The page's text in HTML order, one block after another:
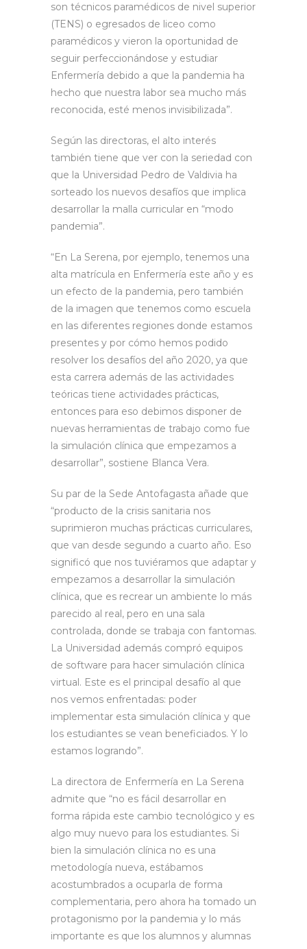
son técnicos paramédicos de nivel superior
(TENS) o egresados de liceo como
paramédicos y vieron la oportunidad de
seguir perfeccionándose y estudiar
Enfermería debido a que la pandemia ha
hecho que nuestra labor sea mucho más
reconocida, esté menos invisibilizada”.
Según las directoras, el alto interés
también tiene que ver con la seriedad con
que la Universidad Pedro de Valdivia ha
sorteado los nuevos desafíos que implica
desarrollar la malla curricular en “modo
pandemia”.
“En La Serena, por ejemplo, tenemos una
alta matrícula en Enfermería este año y es
un efecto de la pandemia, pero también
de la imagen que tenemos como escuela
en las diferentes regiones donde estamos
presentes y por cómo hemos podido
resolver los desafíos del año 2020, ya que
esta carrera además de las actividades
teóricas tiene actividades prácticas,
entonces para eso debimos disponer de
nuevas herramientas de trabajo como fue
la simulación clínica que empezamos a
desarrollar”, sostiene Blanca Vera.
Su par de la Sede Antofagasta añade que
“producto de la crisis sanitaria nos
suprimieron muchas prácticas curriculares,
que van desde segundo a cuarto año. Eso
significó que nos tuviéramos que adaptar y
empezamos a desarrollar la simulación
clínica, que es recrear un ambiente lo más
parecido al real, pero en una sala
controlada, donde se trabaja con fantomas.
La Universidad además compró equipos
de software para hacer simulación clínica
virtual. Este es el principal desafío al que
nos vemos enfrentadas: poder
implementar esta simulación clínica y que
los estudiantes se vean beneficiados. Y lo
estamos logrando”.
La directora de Enfermería en La Serena
admite que “no es fácil desarrollar en
forma rápida este cambio tecnológico y es
algo muy nuevo para los estudiantes. Si
bien la simulación clínica no es una
metodología nueva, estábamos
acostumbrados a ocuparla de forma
complementaria, pero ahora ha tomado un
protagonismo por la pandemia y lo más
importante es que los alumnos y alumnas